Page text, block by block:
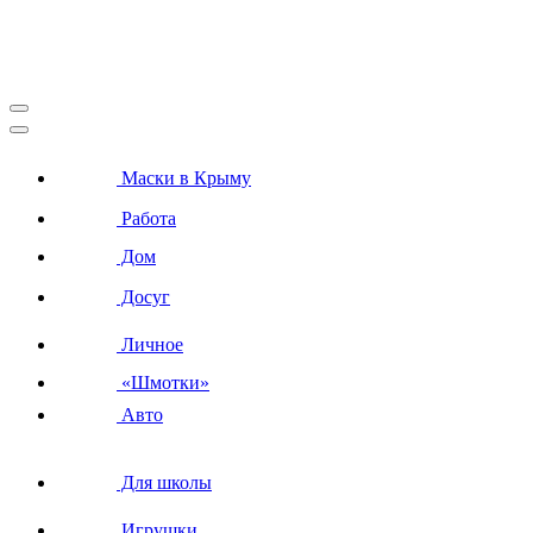
Маски в Крыму
Работа
Дом
Досуг
Личное
«Шмотки»
Авто
Для школы